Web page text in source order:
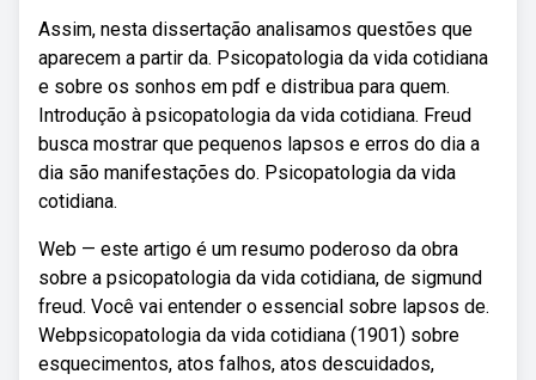
Assim, nesta dissertação analisamos questões que
aparecem a partir da. Psicopatologia da vida cotidiana
e sobre os sonhos em pdf e distribua para quem.
Introdução à psicopatologia da vida cotidiana. Freud
busca mostrar que pequenos lapsos e erros do dia a
dia são manifestações do. Psicopatologia da vida
cotidiana.
Web — este artigo é um resumo poderoso da obra
sobre a psicopatologia da vida cotidiana, de sigmund
freud. Você vai entender o essencial sobre lapsos de.
Webpsicopatologia da vida cotidiana (1901) sobre
esquecimentos, atos falhos, atos descuidados,